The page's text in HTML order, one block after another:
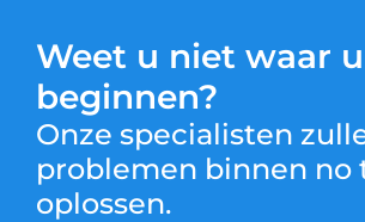
Weet u niet waar
beginnen?
Onze specialisten
problemen binnen no
oplossen.